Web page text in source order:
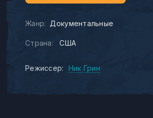
Жанр: Документальные
Страна: США
Режиссер: Ник Грин